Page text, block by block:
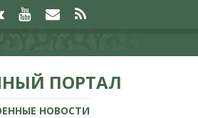
ПОРТАЛ
НОВОСТИ